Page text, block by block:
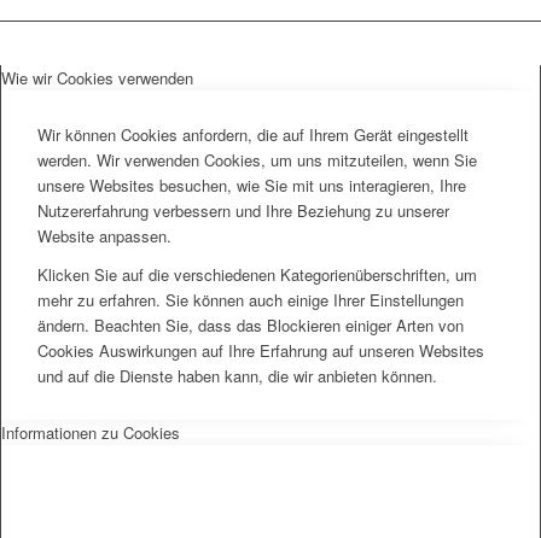
Wie wir Cookies verwenden
Wir können Cookies anfordern, die auf Ihrem Gerät eingestellt
werden. Wir verwenden Cookies, um uns mitzuteilen, wenn Sie
unsere Websites besuchen, wie Sie mit uns interagieren, Ihre
Nutzererfahrung verbessern und Ihre Beziehung zu unserer
Website anpassen.
Klicken Sie auf die verschiedenen Kategorienüberschriften, um
mehr zu erfahren. Sie können auch einige Ihrer Einstellungen
ändern. Beachten Sie, dass das Blockieren einiger Arten von
Cookies Auswirkungen auf Ihre Erfahrung auf unseren Websites
und auf die Dienste haben kann, die wir anbieten können.
Informationen zu Cookies